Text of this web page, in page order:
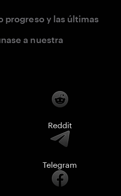
progreso y las últimas
a nuestra
Reddit
Telegram